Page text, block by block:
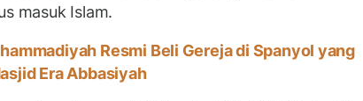
masuk Islam.
Resmi Beli Gereja di Spanyol yang
Era Abbasiyah